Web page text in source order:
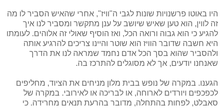
היו באוטו פרשנויות שונות לגבי ה"וויז", אחרי שהאיש הסביר לו מה
זה לווין, הוא טען שאיש שיושב על ענן מתקשר ומסביר לנו איך
להגיע כי הוא גבוה ורואה הכל, ואז הוסיף שאולי זה אלוהים. לעומתו
היא חשבה שדובר הוויז הוא שוטר והיינו צריכים להרגיע אותה
ולהסביר שהוא בסך הכל אדם נחמד שמראה לנו את הדרך
שאנחנו יודעים, אך לא מסוגלים להתרכז בה.
הגענו. במקרה של נופש בבית מלון מניחים את הציוד, מחליפים
לכפכפים ויורדים לארוחה, או לבריכה או לאירובי. במקרה של
סאבלט, לפחות בהתחלה, מדובר בהרעת תנאים מחרידה. כי